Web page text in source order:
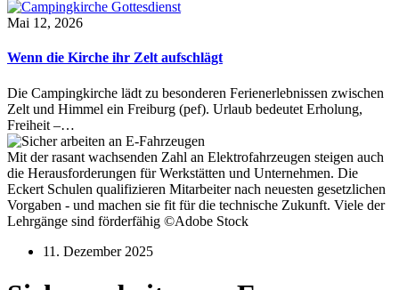
Mai 12, 2026
Wenn die Kirche ihr Zelt aufschlägt
Die Campingkirche lädt zu besonderen Ferienerlebnissen zwischen
Zelt und Himmel ein Freiburg (pef). Urlaub bedeutet Erholung,
Freiheit –…
Mit der rasant wachsenden Zahl an Elektrofahrzeugen steigen auch
die Herausforderungen für Werkstätten und Unternehmen. Die
Eckert Schulen qualifizieren Mitarbeiter nach neuesten gesetzlichen
Vorgaben - und machen sie fit für die technische Zukunft. Viele der
Lehrgänge sind förderfähig ©Adobe Stock
11. Dezember 2025